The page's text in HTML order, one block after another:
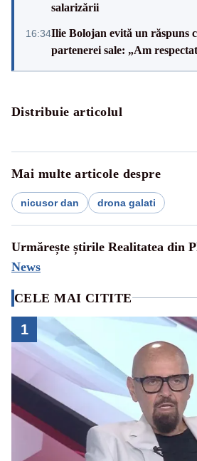
salarizării
16:34Ilie Bolojan evită un răspuns
partenerei sale: „Am
Distribuie articolul
Mai multe articole despre
nicusor dan drona galati
Urmărește știrile Realitatea din
News
CELE MAI CITITE
1